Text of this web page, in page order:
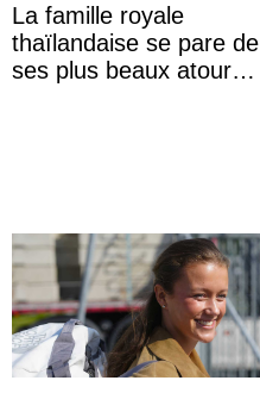
La famille royale
thaïlandaise se pare de
ses plus beaux atours